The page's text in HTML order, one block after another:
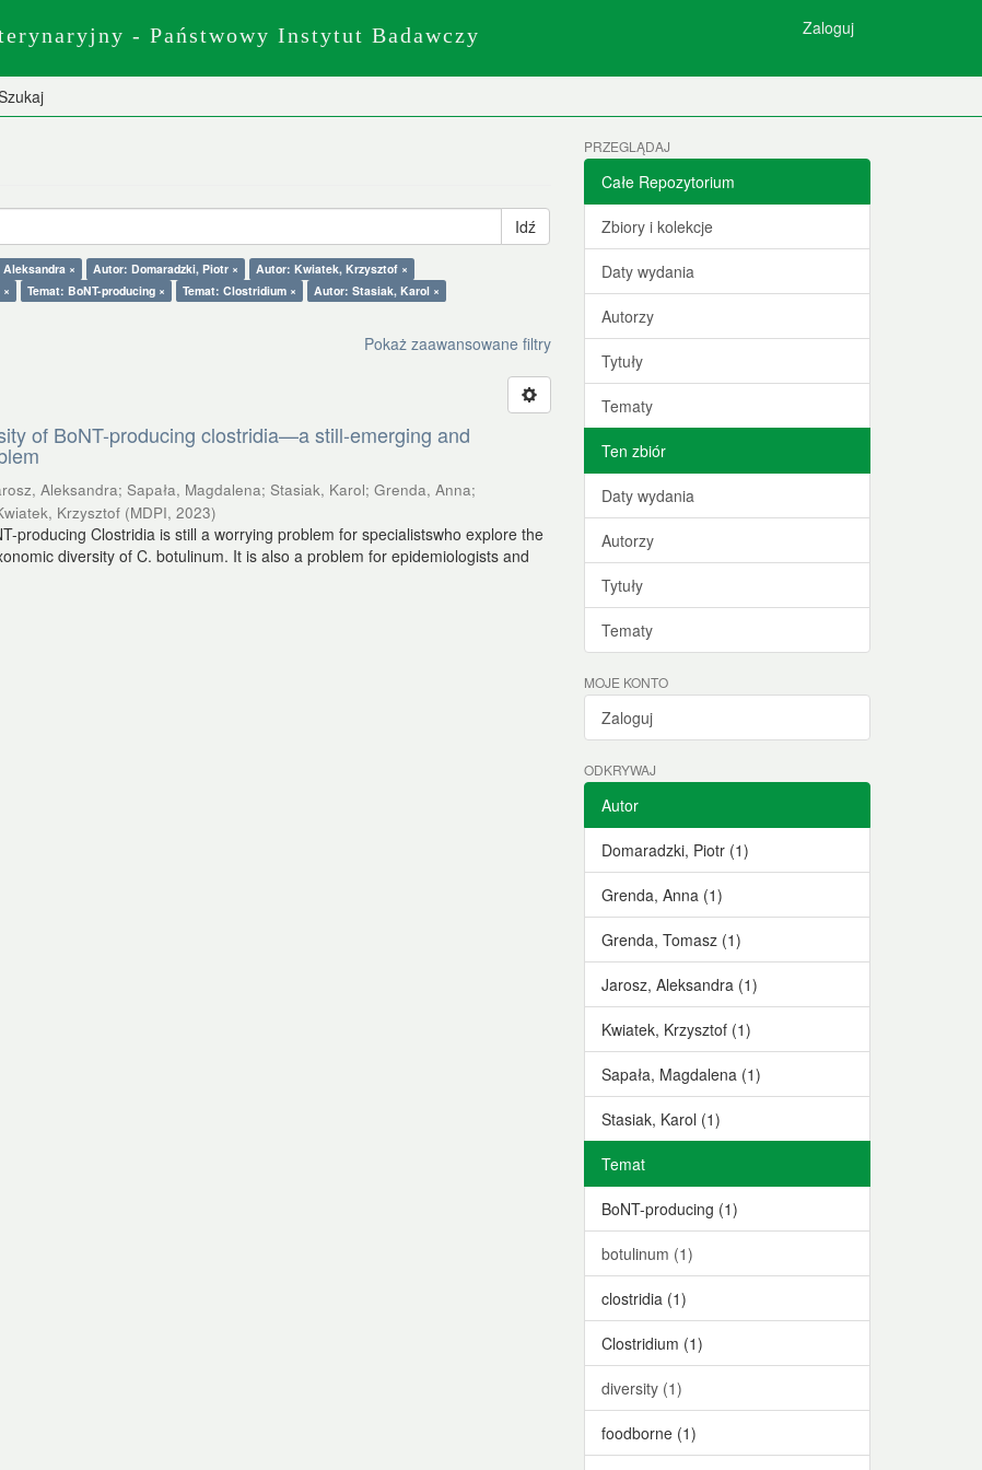
- Państwowy Instytut Badawczy Zaloguj
Idź
× Autor: Domaradzki, Piotr ×
Autor: Kwiatek, Krzysztof ×
Temat: BoNT-producing × Temat: Clostridium ×
Autor: Stasiak, Karol ×
Pokaż zaawansowane filtry
of BoNT-producing clostridia—a still-emerging and
Aleksandra;Sapała, Magdalena;Stasiak, Karol;Grenda, Anna;
Krzysztof (MDPI,2023)
producing Clostridia is still a worrying problem for specialistswho explore the
diversity of C. botulinum. It is also a problem for epidemiologists and
PRZEGLĄDAJ
Całe Repozytorium
Zbiory i kolekcje
Daty wydania
Autorzy
Tytuły
Tematy
Ten zbiór
Daty wydania
Autorzy
Tytuły
Tematy
MOJE KONTO
Zaloguj
ODKRYWAJ
Autor
Domaradzki, Piotr (1)
Grenda, Anna (1)
Grenda, Tomasz (1)
Jarosz, Aleksandra (1)
Kwiatek, Krzysztof (1)
Sapała, Magdalena (1)
Stasiak, Karol (1)
Temat
BoNT-producing (1)
botulinum (1)
clostridia (1)
Clostridium (1)
diversity (1)
foodborne (1)